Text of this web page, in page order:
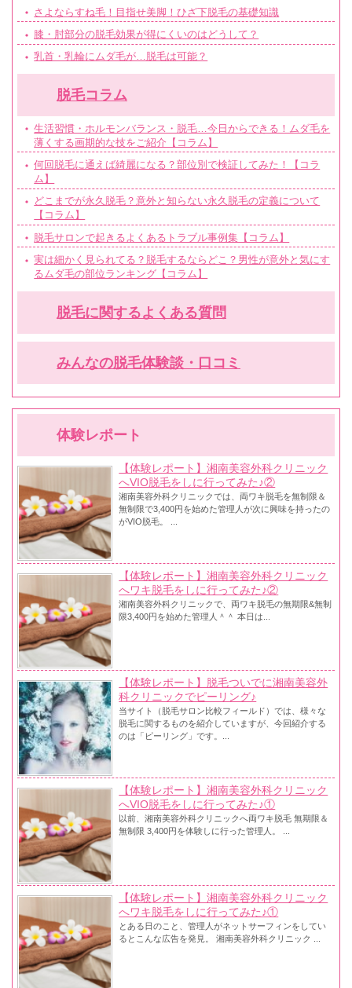
さよならすね毛！目指せ美脚！ひざ下脱毛の基礎知識
膝・肘部分の脱毛効果が得にくいのはどうして？
乳首・乳輪にムダ毛が…脱毛は可能？
脱毛コラム
生活習慣・ホルモンバランス・脱毛…今日からできる！ムダ毛を
薄くする画期的な技をご紹介【コラム】
何回脱毛に通えば綺麗になる？部位別で検証してみた！【コラ
ム】
どこまでが永久脱毛？意外と知らない永久脱毛の定義について
【コラム】
脱毛サロンで起きるよくあるトラブル事例集【コラム】
実は細かく見られてる？脱毛するならどこ？男性が意外と気にす
るムダ毛の部位ランキング【コラム】
脱毛に関するよくある質問
みんなの脱毛体験談・口コミ
体験レポート
【体験レポート】湘南美容外科クリニック
へVIO脱毛をしに行ってみた♪②
湘南美容外科クリニックでは、両ワキ脱毛を無制限＆
無制限で3,400円を始めた管理人が次に興味を持ったの
がVIO脱毛。 ...
【体験レポート】湘南美容外科クリニック
へワキ脱毛をしに行ってみた♪②
湘南美容外科クリニックで、両ワキ脱毛の無期限&無制
限3,400円を始めた管理人＾＾ 本日は...
【体験レポート】脱毛ついでに湘南美容外
科クリニックでピーリング♪
当サイト（脱毛サロン比較フィールド）では、様々な
脱毛に関するものを紹介していますが、今回紹介する
のは「ピーリング」です。...
【体験レポート】湘南美容外科クリニック
へVIO脱毛をしに行ってみた♪①
以前、湘南美容外科クリニックへ両ワキ脱毛 無期限＆
無制限 3,400円を体験しに行った管理人。 ...
【体験レポート】湘南美容外科クリニック
へワキ脱毛をしに行ってみた♪①
とある日のこと、管理人がネットサーフィンをしてい
るとこんな広告を発見。 湘南美容外科クリニック ...